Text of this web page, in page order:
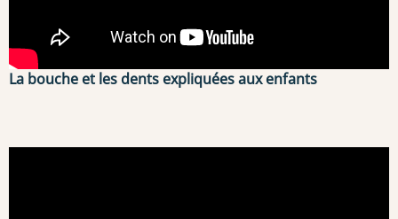
La bouche et les dents expliquées aux enfants